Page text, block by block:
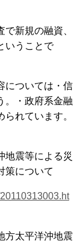
新規の融資、
いうことで
については ・信
・政府系金融
られています。
地震等による災
策について
方太平洋沖地震